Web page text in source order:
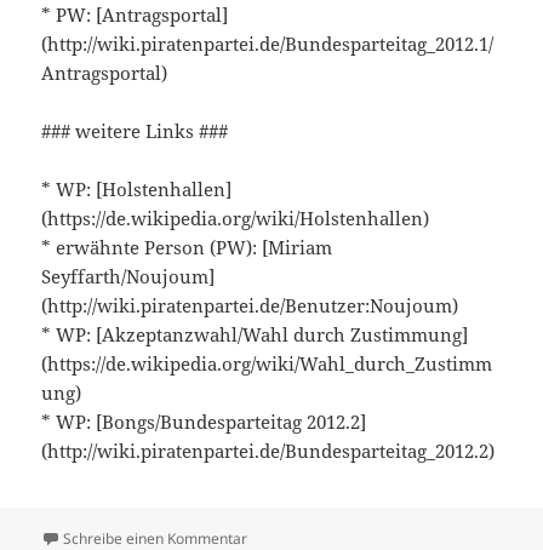
* PW: [Antragsportal]
(http://wiki.piratenpartei.de/Bundesparteitag_2012.1/
Antragsportal)
### weitere Links ###
* WP: [Holstenhallen]
(https://de.wikipedia.org/wiki/Holstenhallen)
* erwähnte Person (PW): [Miriam
Seyffarth/Noujoum]
(http://wiki.piratenpartei.de/Benutzer:Noujoum)
* WP: [Akzeptanzwahl/Wahl durch Zustimmung]
(https://de.wikipedia.org/wiki/Wahl_durch_Zustimm
ung)
* WP: [Bongs/Bundesparteitag 2012.2]
(http://wiki.piratenpartei.de/Bundesparteitag_2012.2)
Schreibe einen Kommentarzu Folge 90: Bundesparteitag 2012.1: